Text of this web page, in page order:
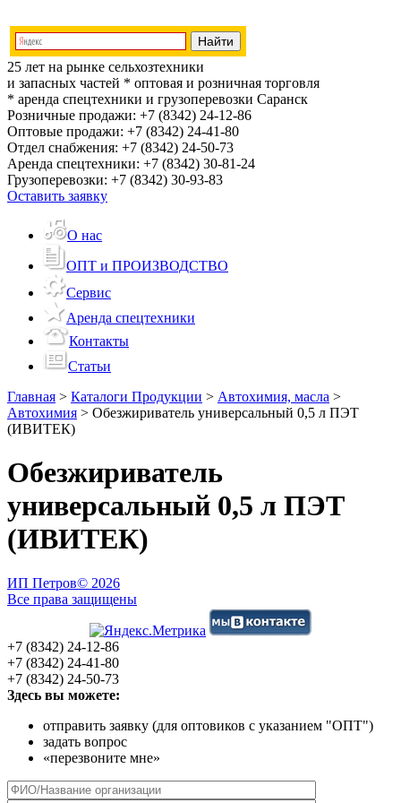
25 лет на рынке сельхозтехники
и запасных частей * оптовая и розничная торговля
* аренда спецтехники и грузоперевозки Саранск
Розничные продажи: +7 (8342) 24-12-86
Оптовые продажи: +7 (8342) 24-41-80
Отдел снабжения: +7 (8342) 24-50-73
Аренда спецтехники: +7 (8342) 30-81-24
Грузоперевозки: +7 (8342) 30-93-83
Оставить заявку
О нас
ОПТ и ПРОИЗВОДСТВО
Сервис
Аренда спецтехники
Контакты
Статьи
Главная > Каталоги Продукции > Автохимия, масла >
Автохимия > Обезжириватель универсальный 0,5 л ПЭТ
(ИВИТЕК)
Обезжириватель
универсальный 0,5 л ПЭТ
(ИВИТЕК)
ИП Петров© 2026
Все права защищены
+7 (8342) 24-12-86
+7 (8342) 24-41-80
+7 (8342) 24-50-73
Здесь вы можете:
отправить заявку (для оптовиков с указанием "ОПТ")
задать вопрос
«перезвоните мне»